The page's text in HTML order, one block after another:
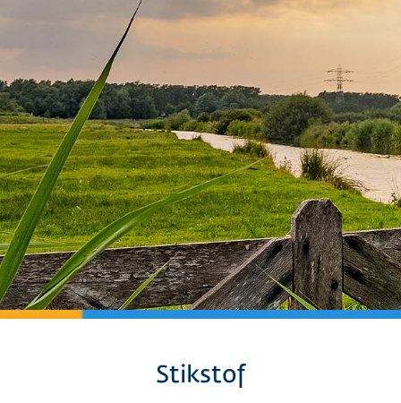
Stikstof